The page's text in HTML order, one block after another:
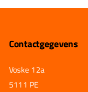
Contactgegevens
Voske 12a
5111 PE